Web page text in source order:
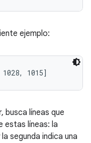
ejemplo:
busca líneas que
estas líneas: la
segunda indica una